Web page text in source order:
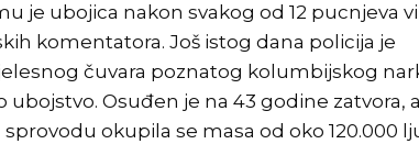
je ubojica nakon svakog od 12 pucnjeva
komentatora. Još istog dana policija je
čuvara poznatog kolumbijskog
Osuđen je na 43 godine zatvora,
sprovodu okupila se masa od oko 120.000